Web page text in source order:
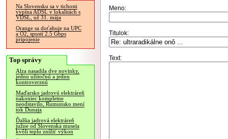
Na Slovensku sa v tichosti
vypína ADSL v lokalitách s
VDSL, už 31. mája
Orange sa doťahuje na UPC
a O2, spustí 2.5 Gbps
pripojenie
Top správy
Alza nasadila dve novinky,
jednu užitočnú a jednu
kontroverznú
Maďarsko jadrovú elektráreň
nakoniec kompletne
neodstavilo, Rumunsko mení
tok Dunaja
Ďalšia jadrová elektráreň
južne od Slovenska musela
kvôli teplu znížiť výkon
Meno:
Titulok:
Text: